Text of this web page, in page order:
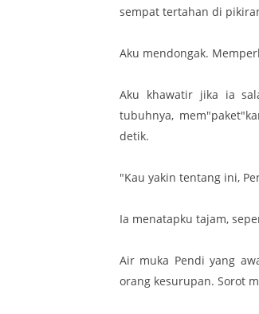
sempat tertahan di
Aku mendongak.
Aku khawatir jika ia
tubuhnya,
detik.
"Kau yakin tentang ini,
Ia menatapku tajam,
Air muka Pendi yang
orang kesurupan. Sorot